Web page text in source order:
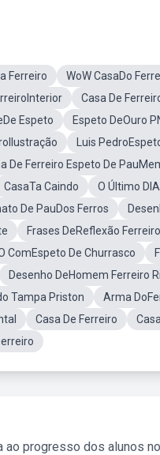
Ferreiro WoW CasaDo
Casa De
Espeto Espeto DeOuro
Luis
De Ferreiro Espeto De
CasaTa Caindo
O Último
De PauDos Ferros
Frases DeReflexão Ferreiro
ComEspeto De Churrasco
Desenho DeHomem Ferreiro
Tampa Priston
Arma
Casa De Ferreiro
ao progresso dos alunos